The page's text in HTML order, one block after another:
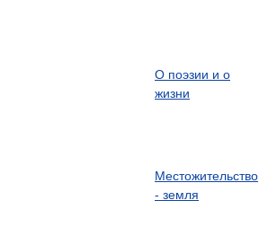
О поэзии и о
жизни
Местожительство
- земля